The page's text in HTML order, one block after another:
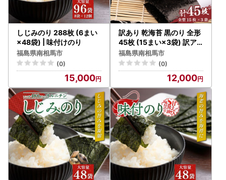
しじみのり 288枚 (6まい
×48袋) | 味付けのり
福島県南相馬市
(0)
15,000
訳あり 乾海苔 黒のり 全形
45枚 (15まい×3袋) 訳ア
リ
福島県南相馬市
(0)
12,000